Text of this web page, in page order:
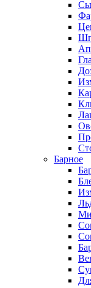
Барное